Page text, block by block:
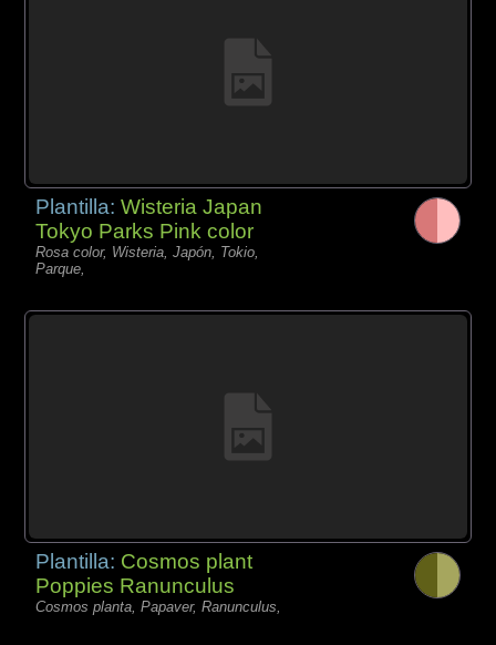
Plantilla:Wisteria Japan
Tokyo Parks Pink color
Rosa color, Wisteria, Japón, Tokio,
Parque,
Plantilla: Cosmos plant
Poppies Ranunculus
Cosmos planta, Papaver, Ranunculus,